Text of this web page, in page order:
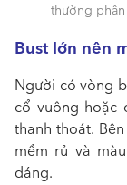
thường phân
Bust lớn nên
Người có vòng
cổ vuông hoặc
thanh thoát.
mềm rủ và
dáng.